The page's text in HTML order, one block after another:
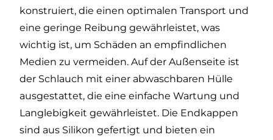
konstruiert, die einen optimalen Transport und
eine geringe Reibung gewährleistet, was
wichtig ist, um Schäden an empfindlichen
Medien zu vermeiden. Auf der Außenseite ist
der Schlauch mit einer abwaschbaren Hülle
ausgestattet, die eine einfache Wartung und
Langlebigkeit gewährleistet. Die Endkappen
sind aus Silikon gefertigt und bieten ein